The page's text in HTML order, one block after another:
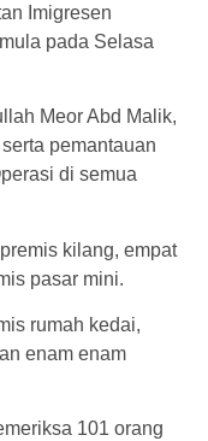
Imigresen
pada Selasa
Meor Abd Malik,
pemantauan
di semua
kilang, empat
pasar mini.
rumah kedai,
enam enam
101 orang